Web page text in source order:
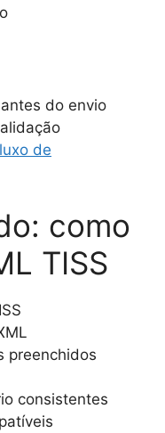
do envio
de
como
TISS
preenchidos
consistentes